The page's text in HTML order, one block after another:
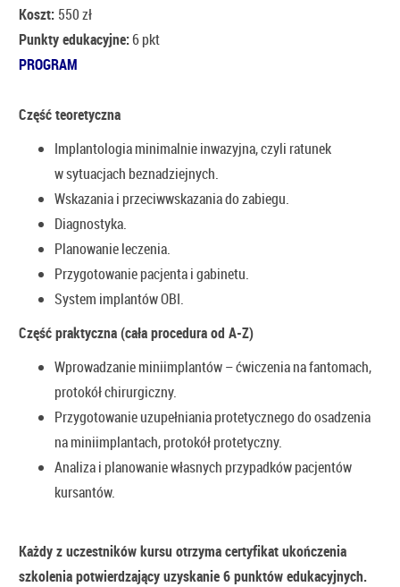
Koszt: 550 zł
Punkty edukacyjne:6 pkt
PROGRAM
Część teoretyczna
Implantologia minimalnie inwazyjna, czyli ratunek
w sytuacjach beznadziejnych.
Wskazania i przeciwwskazania do zabiegu.
Diagnostyka.
Planowanie leczenia.
Przygotowanie pacjenta i gabinetu.
System implantów OBI.
Część praktyczna (cała procedura od A-Z)
Wprowadzanie miniimplantów – ćwiczenia na fantomach,
protokół chirurgiczny.
Przygotowanie uzupełniania protetycznego do osadzenia
na miniimplantach, protokół protetyczny.
Analiza i planowanie własnych przypadków pacjentów
kursantów.
Każdy z uczestników kursu otrzyma certyfikat ukończenia
szkolenia potwierdzający uzyskanie 6 punktów edukacyjnych.